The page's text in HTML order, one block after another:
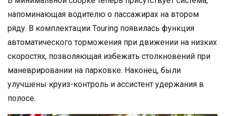
напоминающая водителю о пассажирах на втором
ряду. В комплектации Touring появилась функция
автоматического торможения при движении на низких
скоростях, позволяющая избежать столкновений при
маневрировании на парковке. Наконец, были
улучшены круиз-контроль и ассистент удержания в
полосе.